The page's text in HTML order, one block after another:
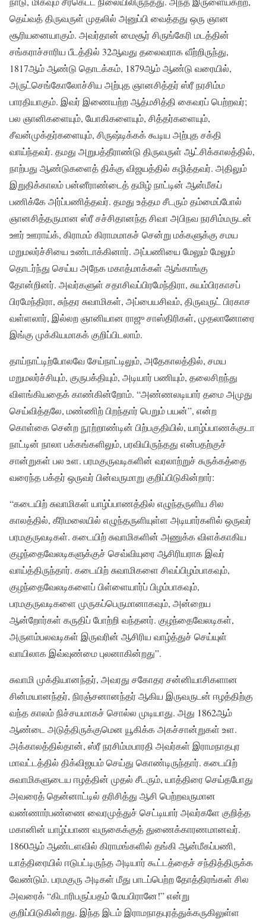
தெய்வத் திருவருள் முதலில் அனுப்பி வைத்தது ஒரு ஞான
சூரியனையாகும். அவர்தான் மைசூர் சிருங்கேரி மடத்தின்
சங்கராச்சாரிய பீடத்தில் 32ஆவது தலைவராக வீற்றிருந்து,
1817ஆம் ஆண்டு தொடக்கம், 1879ஆம் ஆண்டு வரையில்,
அருட்செங்கோலோச்சிய அற்புத ஞானசித்தர் ஸ்ரீ நரசிம்ம
பாரதியாகும். இவர் இணையற்ற ஆத்மசித்தி கைவரப் பெற்றவர்;
பல ஞானிகளையும், யோகிகளையும், சித்தர்களையும்,
சீவன்முக்தர்களையும், சிருஷ்டிக்கக் கூடிய அற்புத சக்தி
வாய்ந்தவர். தமது அறுபத்தீராண்டு திருவருள் ஆட்சிக்காலத்தில்,
நாற்பது ஆண்டுகளைத் திக்கு விஜயத்தில் கழித்தவர். அதிலும்
இறுதிக்காலம் பன்னீராண்டைத் தமிழ் நாட்டின் ஆன்மீகப்
பணிக்கே அர்ப்பணித்தவர். தமது உத்தம சீடரும் தம்மைப்போல்
ஞானசித்தருமான ஸ்ரீ சச்சிதானந்த சிவா அபிநவ நரசிம்மருடன்
ஊர் ஊராய்க், கிராமம் கிராமமாகச் சென்று மக்களுக்கு சமய
மறுமலர்ச்சியை உண்டாக்கினார். அப்பணியை மேலும் மேலும்
தொடர்ந்து செய்ய அநேக மகாத்மாக்கள் ஆங்காங்கு
தோன்றினர். அவர்களுள் சதாசிவப்பிரமேந்திரா, சுயம்பிரகாசப்
பிரமேந்திரா, சுந்தர சுவாமிகள், அப்பையசிவம், திருவருட் பிரகாச
வள்ளலார், இல்லற ஞானியான ராஜு சாஸ்திரிகள், முதலானோரை
இங்கு முக்கியமாகக் குறிப்பிடலாம்.
தாய்நாட்டிற்போலவே சேய்நாட்டிலும், அதேகாலத்தில், சமய
மறுமலர்ச்சியும், குருபக்தியும், அடியார் பணியும், தலைசிறந்து
விளங்கியதைக் காண்கின்றோம். “அண்ணலடியார் தமை அமுது
செய்வித்தலே, மண்ணிற் பிறந்தார் பெறும் பயன்”, என்ற
கொள்கை சென்ற நூற்றாண்டின் பிற்பகுதியில், யாழ்ப்பாணக்குடா
நாட்டின் நாலா பக்கங்களிலும், பரவியிருந்தது என்பதற்குச்
சான்றுகள் பல உள. பரமகுருவடிகளின் வரலாற்றுச் சுருக்கத்தை
வரைந்த பக்தர் ஒருவர் பின்வருமாறு குறிப்பிடுகின்றார்:
“கடையிற் சுவாமிகள் யாழ்ப்பாணத்தில் எழுந்தருளிய சில
காலத்தில், கீரிமலையில் எழுந்தருளியுள்ள அடியார்களில் ஒருவர்
பரமகுருவடிகள். கடையிற் சுவாமிகளின் அணுக்க விளக்காகிய
குழந்தைவேலடிகளுக்குச் செவ்வியுரை ஆசிரியராக இவர்
வாய்த்திருந்தார். கடையிற் சுவாமிகளை சிவப்பிழம்பாகவும்,
குழந்தைவேலடிகளைப் பிள்ளையார்ப் பிழம்பாகவும்,
பரமகுருவடிகளை முருகப்பெருமானாகவும், அன்றைய
ஆன்றோர்கள் கருதிப் போற்றி வந்தனர். குழந்தைவேலடிகள்,
அருளம்பலவடிகள் இருவரின் ஆசிரிய வாழ்த்துச் செய்யுள்
வாயிலாக இவ்வுண்மை புலனாகின்றது”.
சுவாமி முக்தியானந்தர், அவரது சகோதர சன்னியாசிகளான
சின்மயானந்தர், நிரஞ்சனானந்தர் ஆகிய இருவருடன் ஈழத்திற்கு
வந்த காலம் நிச்சயமாகச் சொல்ல முடியாது. அது 1862ஆம்
ஆண்டை அடுத்திருக்குமென யூகிக்க அகச்சான்றுகள் உள.
அக்காலத்தில்தான், ஸ்ரீ நரசிம்மபாரதி அவர்கள் இராமநாதபுர
மாவட்டத்தில் திக்விஜயம் செய்து கொண்டிருந்தார். கடையிற்
சுவாமிகளுடைய ஈழத்தின் முதல் சீடரும், யாத்திரை செய்தபோது
அவரைத் தென்னாட்டில் தரிசித்து ஆசி பெற்றவருமான
வண்ணார்பண்ணை வைரமுத்துச் செட்டியார் அவர்களே குறித்த
மகானின் யாழ்ப்பாண வருகைக்குத் துணைக்காரணமானவர்.
1860ஆம் ஆண்டளவில் கிராமங்களில் தங்கி ஆன்மீகப்பணி,
யாத்திரையில் ஈடுபட்டிருந்த அடியார் கூட்டத்தைச் சந்தித்திருக்க
வேண்டும். பரமகுரு அடிகள் மீது பாடப்பெற்ற தோத்திரங்கள் சில
அவரைக் “கிடாரிபருப்பதம் மேயபிரானே!” என்று
குறிப்பிடுகின்றது. இந்த இடம் இராமநாதபுரத்துக்கருகிலுள்ள